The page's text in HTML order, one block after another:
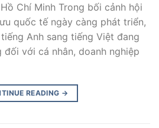
Chí Minh Trong bối cảnh hội
quốc tế ngày càng phát triển,
Anh sang tiếng Việt đang
với cá nhân, doanh nghiệp
READING →